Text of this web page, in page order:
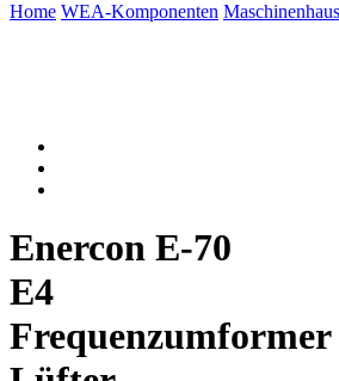
Home WEA-Komponenten Maschinenhaus
Enercon E-70
E4
Frequenzumformer